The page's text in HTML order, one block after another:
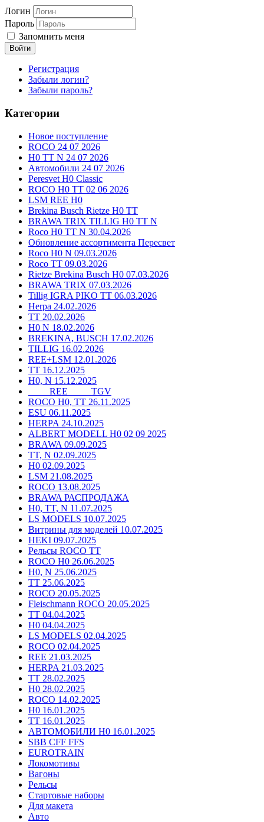
Логин
Пароль
Запомнить меня
Войти
Регистрация
Забыли логин?
Забыли пароль?
Категории
Новое поступление
ROCO 24 07 2026
H0 TT N 24 07 2026
Автомобили 24 07 2026
Peresvet H0 Classic
ROCO H0 TT 02 06 2026
LSM REE H0
Brekina Busch Rietze H0 TT
BRAWA TRIX TILLIG H0 TT N
Roco H0 TT N 30.04.2026
Обновление ассортимента Пересвет
Roco H0 N 09.03.2026
Roco TT 09.03.2026
Rietze Brekina Busch H0 07.03.2026
BRAWA TRIX 07.03.2026
Tillig IGRA PIKO TT 06.03.2026
Herpa 24.02.2026
TT 20.02.2026
H0 N 18.02.2026
BREKINA, BUSCH 17.02.2026
TILLIG 16.02.2026
REE+LSM 12.01.2026
TT 16.12.2025
H0, N 15.12.2025
____ REE ____ TGV
ROCO H0, TT 26.11.2025
ESU 06.11.2025
HERPA 24.10.2025
ALBERT MODELL H0 02 09 2025
BRAWA 09.09.2025
TT, N 02.09.2025
H0 02.09.2025
LSM 21.08.2025
ROCO 13.08.2025
BRAWA РАСПРОДАЖА
H0, TT, N 11.07.2025
LS MODELS 10.07.2025
Витрины для моделей 10.07.2025
HEKI 09.07.2025
Рельсы ROCO TT
ROCO H0 26.06.2025
H0, N 25.06.2025
TT 25.06.2025
ROCO 20.05.2025
Fleischmann ROCO 20.05.2025
TT 04.04.2025
H0 04.04.2025
LS MODELS 02.04.2025
ROCO 02.04.2025
REE 21.03.2025
HERPA 21.03.2025
TT 28.02.2025
H0 28.02.2025
ROCO 14.02.2025
H0 16.01.2025
TT 16.01.2025
АВТОМОБИЛИ H0 16.01.2025
SBB CFF FFS
EUROTRAIN
Локомотивы
Вагоны
Рельсы
Стартовые наборы
Для макета
Авто